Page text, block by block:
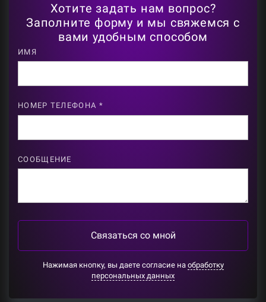
Хотите задать нам вопрос?
Заполните форму и мы свяжемся с
вами удобным способом
ИМЯ
НОМЕР ТЕЛЕФОНА *
СООБЩЕНИЕ
Связаться со мной
Нажимая кнопку, вы даете согласие на обработку
персональных данных